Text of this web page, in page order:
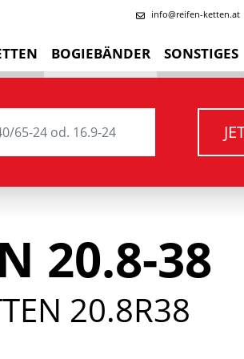
info@reifen-ketten.at
BOGIEBÄNDER SONSTIGES
20.8-38
20.8R38